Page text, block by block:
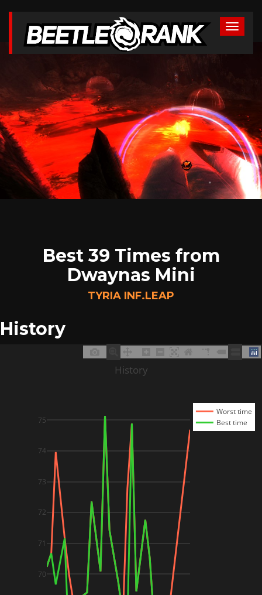
Best 39 Times from
Dwaynas Mini
TYRIA INF.LEAP
History
70
71
72
73
74
75
Worst time
Best time
History